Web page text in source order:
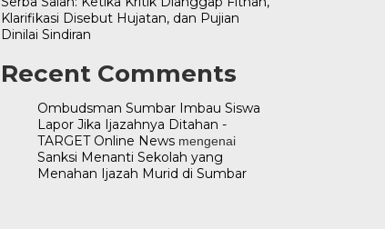
Klarifikasi Disebut Hujatan, dan Pujian
Dinilai Sindiran
Recent Comments
Ombudsman Sumbar Imbau Siswa
Lapor Jika Ijazahnya Ditahan -
TARGET Online Newsmengenai
Sanksi Menanti Sekolah yang
Menahan Ijazah Murid di Sumbar